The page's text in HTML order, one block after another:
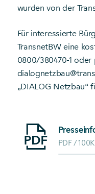
wurden von der
Für interessierte
TransnetBW eine
0800/380470-1
„DIALOG Netzbau“
Starte Download
PDF